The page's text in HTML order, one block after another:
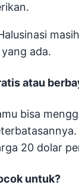
ada.
atau
bisa
20 dolar
untuk?